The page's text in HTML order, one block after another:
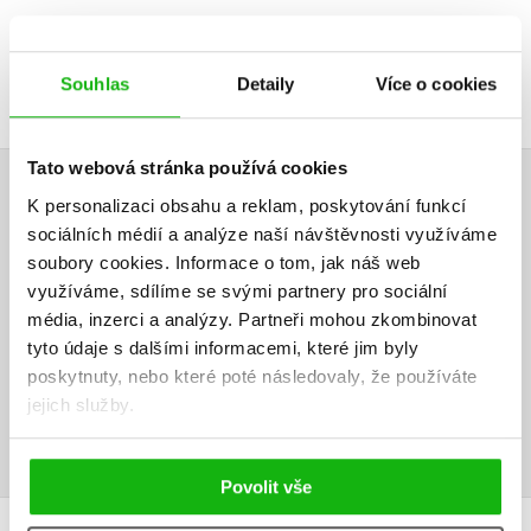
Souhlas Detaily Více o cookies
Tato webová stránka používá cookies
K personalizaci obsahu a reklam, poskytování funkcí
sociálních médií a analýze naší návštěvnosti využíváme
soubory cookies. Informace o tom, jak náš web
využíváme, sdílíme se svými partnery pro sociální
média, inzerci a analýzy. Partneři mohou zkombinovat
tyto údaje s dalšími informacemi, které jim byly
poskytnuty, nebo které poté následovaly, že používáte
jejich služby.
Povolit vše
DALŠÍ TITULY Z ŘADY "BAZTÁN"
HODNOCENÍ ČTENÁŘŮ
V současné době nejsou vytvořena žádná uživatelská hodnocení.
Vaše hodnocení
Uživatelskou recenzi mohou vkládat pouze registrovaní uživatelé